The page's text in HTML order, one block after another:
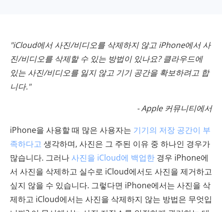
"iCloud에서 사진/비디오를 삭제하지 않고 iPhone에서 사
진/비디오를 삭제할 수 있는 방법이 있나요? 클라우드에
있는 사진/비디오를 잃지 않고 기기 공간을 확보하려고 합
니다."
- Apple 커뮤니티에서
iPhone을 사용할 때 많은 사용자는 기기의 저장 공간이 부
족하다고 생각하며, 사진은 그 주된 이유 중 하나인 경우가
많습니다. 그러나 사진을 iCloud에 백업한 경우 iPhone에
서 사진을 삭제하고 실수로 iCloud에서도 사진을 제거하고
싶지 않을 수 있습니다. 그렇다면 iPhone에서는 사진을 삭
제하고 iCloud에서는 사진을 삭제하지 않는 방법은 무엇입